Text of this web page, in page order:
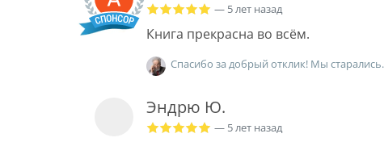
— 5 лет назад
Книга прекрасна во всём.
Спасибо за добрый отклик! Мы старались.
Эндрю Ю.
— 5 лет назад